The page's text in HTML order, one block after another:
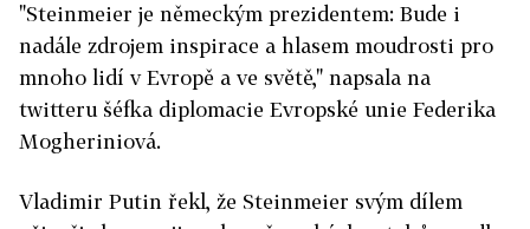
"Steinmeier je německým prezidentem: Bude i
nadále zdrojem inspirace a hlasem moudrosti pro
mnoho lidí v Evropě a ve světě," napsala na
twitteru šéfka diplomacie Evropské unie Federika
Mogheriniová.
Vladimir Putin řekl, že Steinmeier svým dílem